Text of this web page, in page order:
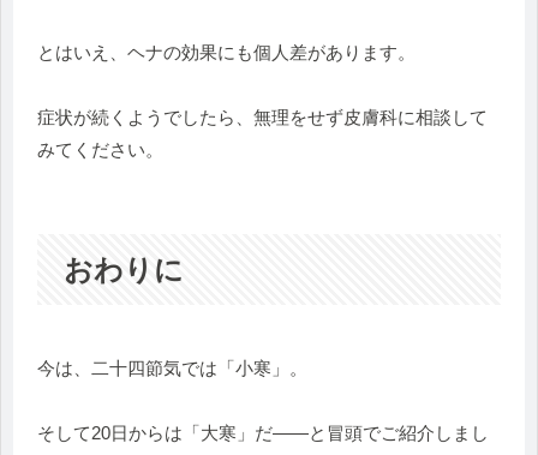
とはいえ、ヘナの効果にも個人差があります。
症状が続くようでしたら、 無理をせず皮膚科に相談して
みてください。
おわりに
今は、二十四節気では「小寒」。
そして20日からは「大寒」だ——と冒頭でご紹介しまし